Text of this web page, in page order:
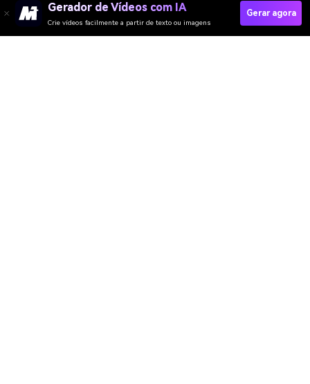
Gerador de Vídeos com IA
Crie vídeos facilmente a partir de texto ou imagens
Gerar agora